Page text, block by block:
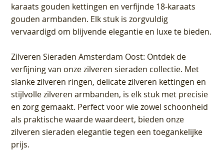
karaats gouden kettingen en verfijnde 18-karaats
gouden armbanden. Elk stuk is zorgvuldig
vervaardigd om blijvende elegantie en luxe te bieden.
Zilveren Sieraden Amsterdam Oost: Ontdek de
verfijning van onze zilveren sieraden collectie. Met
slanke zilveren ringen, delicate zilveren kettingen en
stijlvolle zilveren armbanden, is elk stuk met precisie
en zorg gemaakt. Perfect voor wie zowel schoonheid
als praktische waarde waardeert, bieden onze
zilveren sieraden elegantie tegen een toegankelijke
prijs.